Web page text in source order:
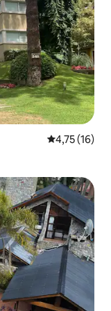
4,75 av 5 i
4,75 (16)